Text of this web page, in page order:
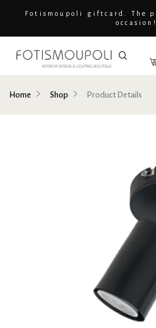
Fotismoupoli giftcard. The
occasion!
Home Shop Product Details